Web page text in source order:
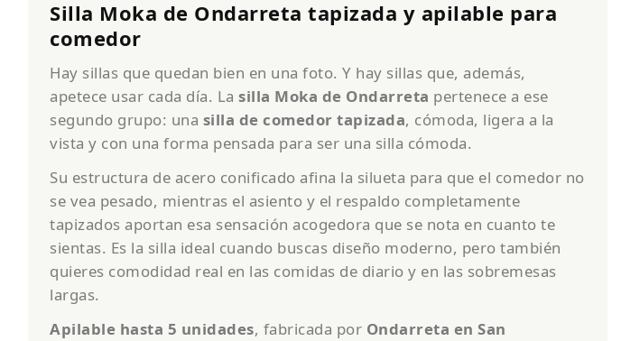
Silla Moka de Ondarreta tapizada y apilable para
comedor
Hay sillas que quedan bien en una foto. Y hay sillas que, además,
apetece usar cada día. La silla Moka de Ondarreta pertenece a ese
segundo grupo: una silla de comedor tapizada, cómoda, ligera a la
vista y con una forma pensada para ser una silla cómoda.
Su estructura de acero conificado afina la silueta para que el comedor no
se vea pesado, mientras el asiento y el respaldo completamente
tapizados aportan esa sensación acogedora que se nota en cuanto te
sientas. Es la silla ideal cuando buscas diseño moderno, pero también
quieres comodidad real en las comidas de diario y en las sobremesas
largas.
Apilable hasta 5 unidades, fabricada por Ondarreta en San